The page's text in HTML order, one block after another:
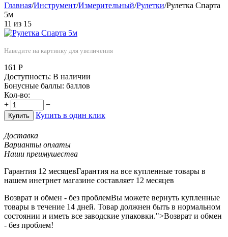
Главная/Инструмент/Измерительный/Рулетки/Рулетка Спарта
5м
11 из 15
Наведите на картинку для увеличения
161 Р
Доступность: В наличии
Бонусные баллы: баллов
Кол-во:
+
−
Купить Купить в один клик
Доставка
Варианты оплаты
Наши преимушества
Гарантия 12 месяцевГарантия на все купленные товары в
нашем инетрнет магазине составляет 12 месяцев
Возврат и обмен - без проблемВы можете вернуть купленные
товары в течение 14 дней. Товар должнен быть в нормальном
состоянии и иметь все заводские упаковки.">Возврат и обмен
- без проблем!